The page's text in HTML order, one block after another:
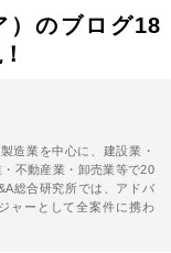
）のブログ18
造業を中心に、建設業・
不動産業・卸売業等で20
総合研究所では、アドバ
ャーとして全案件に携わ